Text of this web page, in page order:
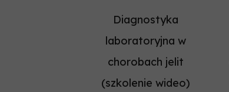
Diagnostyka
laboratoryjna w
chorobach jelit
(szkolenie wideo)